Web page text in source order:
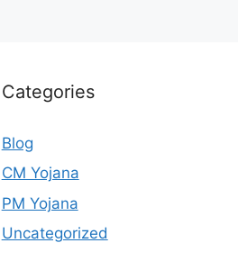
Categories
Blog
CM Yojana
PM Yojana
Uncategorized